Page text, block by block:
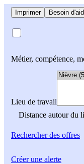
Imprimer Besoin
Métier, compétence,
Lieu de travail
Distance autour du
Rechercherdes offres
Créer une alerte